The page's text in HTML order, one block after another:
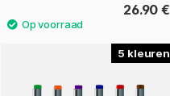
26.90 €
5